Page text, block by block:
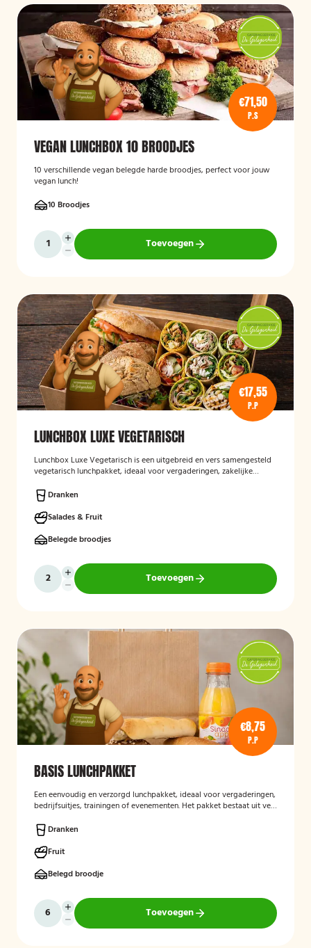
€71,50
P.S
VEGAN LUNCHBOX 10 BROODJES
10 verschillende vegan belegde harde broodjes, perfect voor jouw
vegan lunch!
10 Broodjes
Toevoegen
€17,55
P.P
LUNCHBOX LUXE VEGETARISCH
Lunchbox Luxe Vegetarisch is een uitgebreid en vers samengesteld
vegetarisch lunchpakket, ideaal voor vergaderingen, zakelijke
selectie van luxe broodjes, wraps en andere vegetarische
lekkernijen, zorgvuldig bereid met verse ingrediënten en
aantrekkelijk gepresenteerd. Ook kan rekening worden gehouden
met specifieke dieetwensen en allergieën.
Dranken
Salades & Fruit
Belegde broodjes
Toevoegen
€8,75
P.P
BASIS LUNCHPAKKET
Een eenvoudig en verzorgd lunchpakket, ideaal voor vergaderingen,
bedrijfsuitjes, trainingen of evenementen. Het pakket bestaat uit vers
lunch voor onderweg of op locatie.
Dranken
Fruit
Belegd broodje
Toevoegen